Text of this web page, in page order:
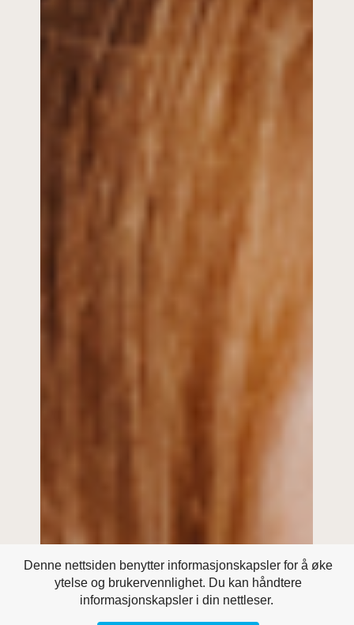
Denne nettsiden benytter informasjonskapsler for å øke
ytelse og brukervennlighet. Du kan håndtere
informasjonskapsler i din nettleser.